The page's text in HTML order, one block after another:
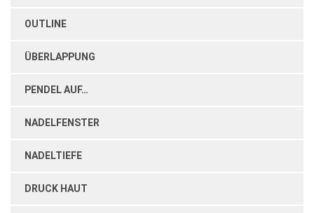
OUTLINE
ÜBERLAPPUNG
PENDEL AUF…
NADELFENSTER
NADELTIEFE
DRUCK HAUT